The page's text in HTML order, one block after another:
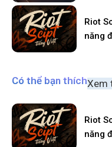
Riot
năng
Có thể bạn thíchXem
Riot
năng